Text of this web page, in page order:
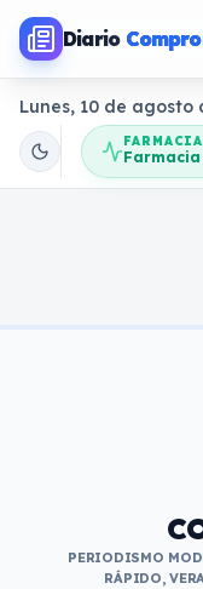
Diario
Lunes, 10 de agosto
PERIODISMO
RÁPIDO,